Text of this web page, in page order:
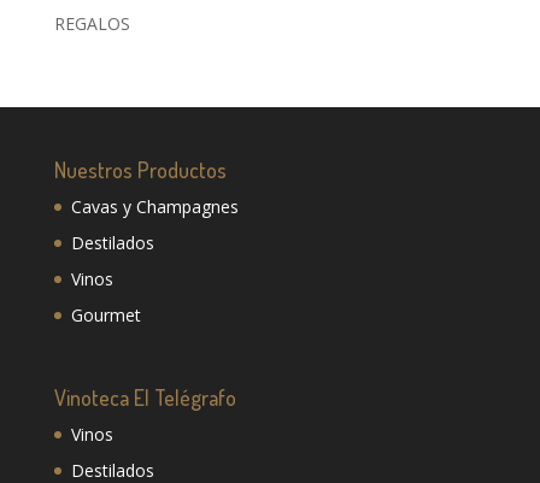
REGALOS
Nuestros Productos
Cavas y Champagnes
Destilados
Vinos
Gourmet
Vinoteca El Telégrafo
Vinos
Destilados